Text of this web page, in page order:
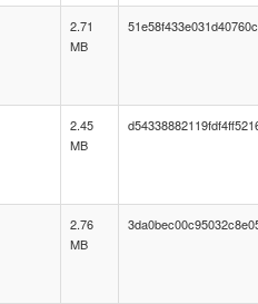
2.71
MB
2.45
MB
2.76
MB